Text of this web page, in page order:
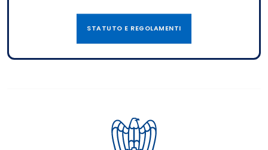
STATUTO E REGOLAMENTI